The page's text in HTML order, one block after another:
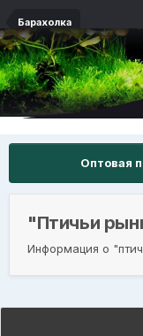
Барахолка
Оптовая
"Птичьи
Информация о